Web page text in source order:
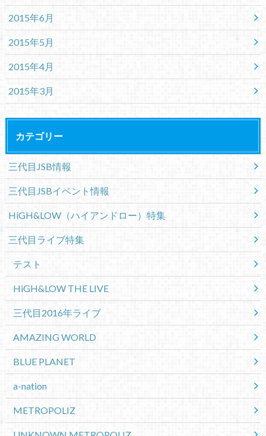
2015年6月
2015年5月
2015年4月
2015年3月
カテゴリー
三代目JSB情報
三代目JSBイベント情報
HiGH&LOW（ハイアンドロー）特集
三代目ライブ特集
テスト
HiGH&LOW THE LIVE
三代目2016年ライブ
AMAZING WORLD
BLUE PLANET
a-nation
METROPOLIZ